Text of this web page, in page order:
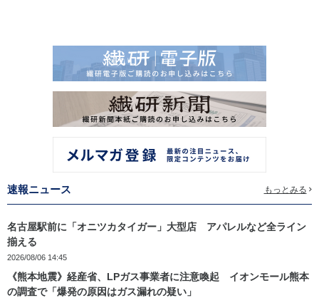
速報ニュース もっとみる
名古屋駅前に「オニツカタイガー」大型店 アパレルなど全ライン
揃える
2026/08/06 14:45
《熊本地震》経産省、LPガス事業者に注意喚起 イオンモール熊本
の調査で「爆発の原因はガス漏れの疑い」